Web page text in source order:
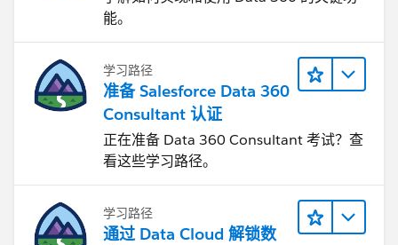
能。
学习路径
准备 Salesforce Data 360
Consultant 认证
正在准备 Data 360 Consultant 考试？查
看这些学习路径。
学习路径
通过 Data Cloud 解锁数